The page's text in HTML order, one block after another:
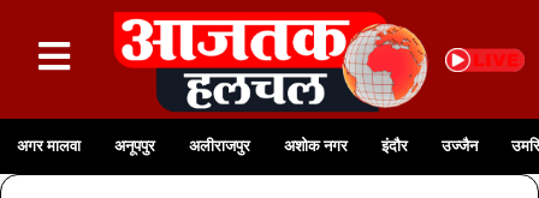
अगर मालवा अनूपपुर अलीराजपुर अशोक नगर इंदौर उज्जैन